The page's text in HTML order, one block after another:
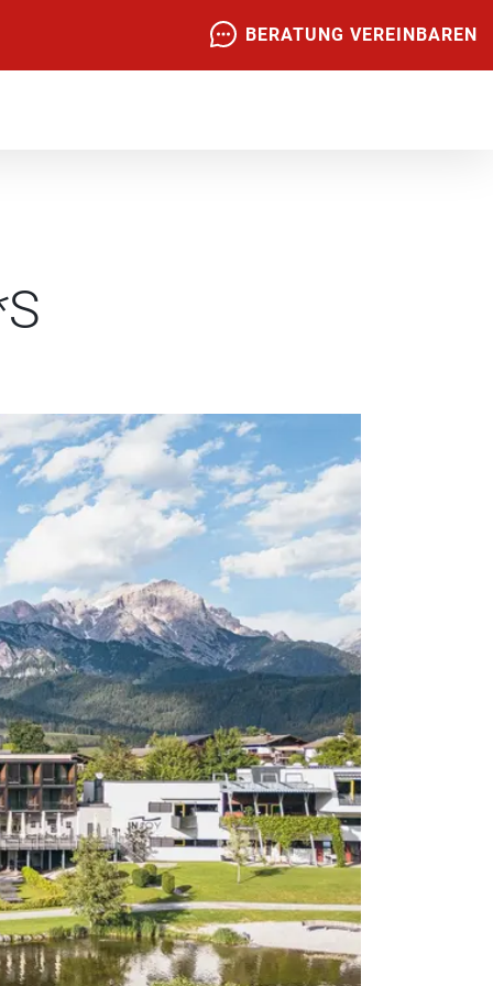
BERATUNG VEREINBAREN